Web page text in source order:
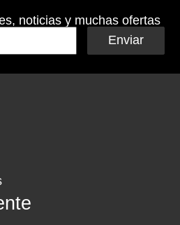
noticias y muchas ofertas
Enviar